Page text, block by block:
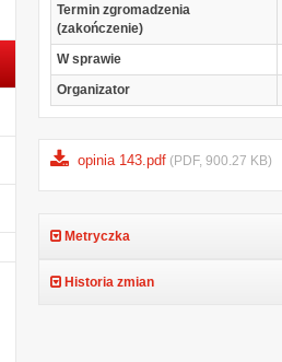
Termin zgromadzenia
(zakończenie)
W sprawie
Organizator
opinia 143.pdf (PDF, 900.27 KB)
Metryczka
Historia zmian